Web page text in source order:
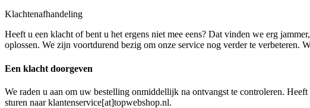
Klachtenafhandeling
Heeft u een klacht of bent u het ergens niet mee eens? Dat vinden we erg
oplossen. We zijn voortdurend bezig om onze service nog verder te verbeteren.
Een klacht doorgeven
We raden u aan om uw bestelling onmiddellijk na ontvangst te controleren.
sturen naar klantenservice[at]topwebshop.nl.